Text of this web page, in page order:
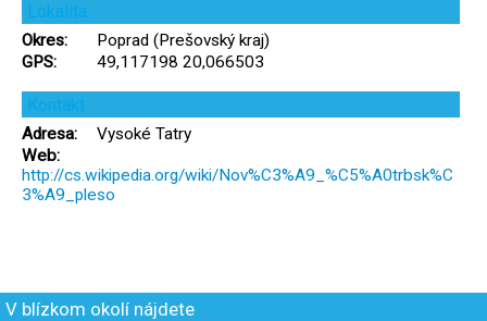
Lokalita
Okres:
Poprad (Prešovský kraj)
GPS:
49,117198 20,066503
Kontakt
Adresa:
Vysoké Tatry
Web:
http://cs.wikipedia.org/wiki/Nov%C3%A9_%C5%A0trbsk%C
3%A9_pleso
V blízkom okolí nájdete